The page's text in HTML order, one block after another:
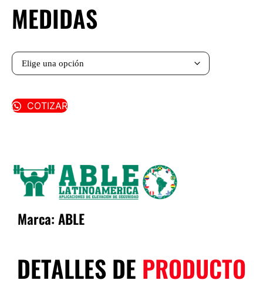
MEDIDAS
COTIZAR
Marca: ABLE
DETALLES DE PRODUCTO